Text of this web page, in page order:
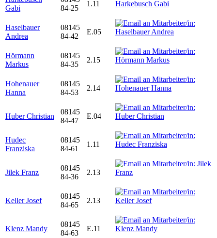
Gabi
84-25
1.11
Haselbauer
Andrea
08145
84-42
E.05
Hörmann
Markus
08145
84-35
2.15
Hohenauer
Hanna
08145
84-53
2.14
Huber Christian
08145
84-47
E.04
Hudec
Franziska
08145
84-61
1.11
Jilek Franz
08145
84-36
2.13
Keller Josef
08145
84-65
2.13
Klenz Mandy
08145
84-63
E.11